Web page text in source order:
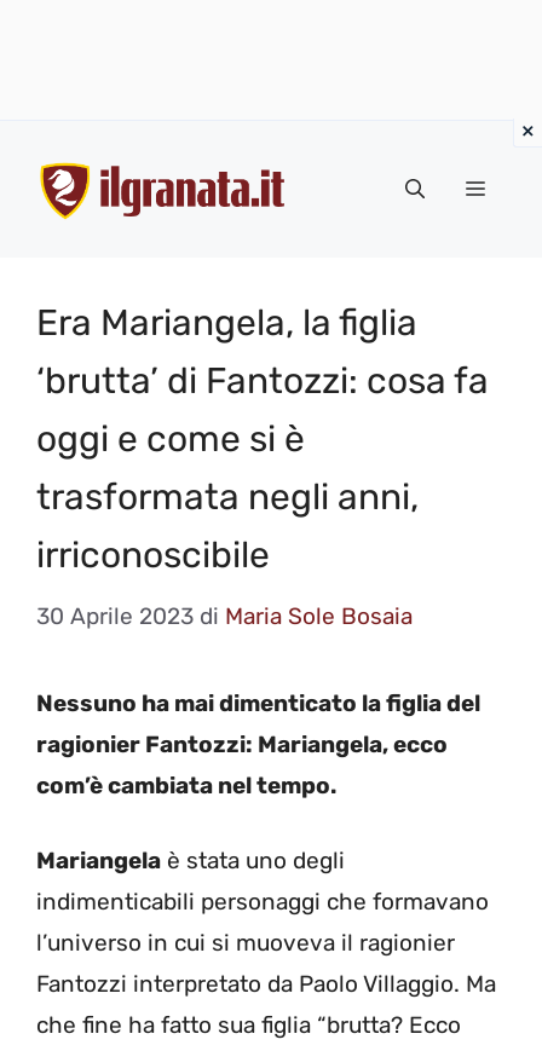
contenuto
Menu
Era Mariangela, la figlia
‘brutta’ di Fantozzi: cosa fa
oggi e come si è
trasformata negli anni,
irriconoscibile
30 Aprile 2023 di Maria Sole Bosaia
Nessuno ha mai dimenticato la figlia del
ragionier Fantozzi: Mariangela, ecco
com’è cambiata nel tempo.
Mariangela è stata uno degli
indimenticabili personaggi che formavano
l’universo in cui si muoveva il ragionier
Fantozzi interpretato da Paolo Villaggio. Ma
che fine ha fatto sua figlia “brutta? Ecco